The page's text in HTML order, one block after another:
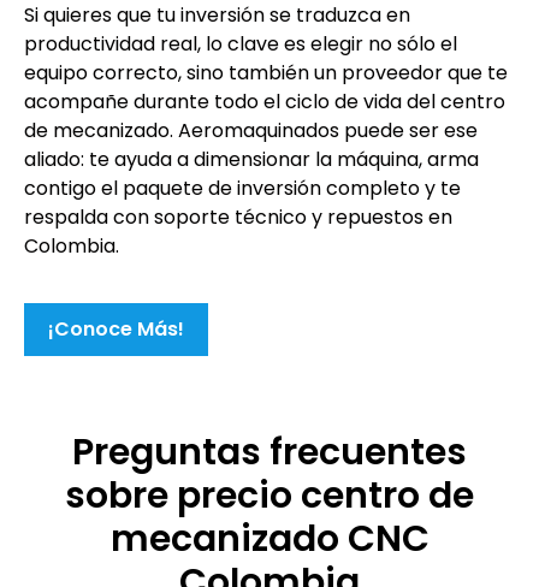
Si quieres que tu inversión se traduzca en
productividad real, lo clave es elegir no sólo el
equipo correcto, sino también un proveedor que te
acompañe durante todo el ciclo de vida del centro
de mecanizado. Aeromaquinados puede ser ese
aliado: te ayuda a dimensionar la máquina, arma
contigo el paquete de inversión completo y te
respalda con soporte técnico y repuestos en
Colombia.
¡Conoce Más!
Preguntas frecuentes
sobre precio centro de
mecanizado CNC